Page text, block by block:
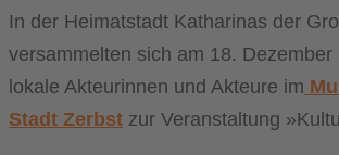
In der Heimatstadt Katharinas der
versammelten sich am 18. Dezember
lokale Akteurinnen und Akteure im
Stadt Zerbst zur Veranstaltung